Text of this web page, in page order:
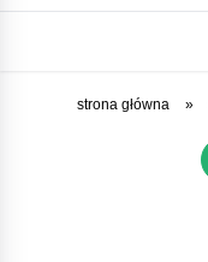
strona główna »